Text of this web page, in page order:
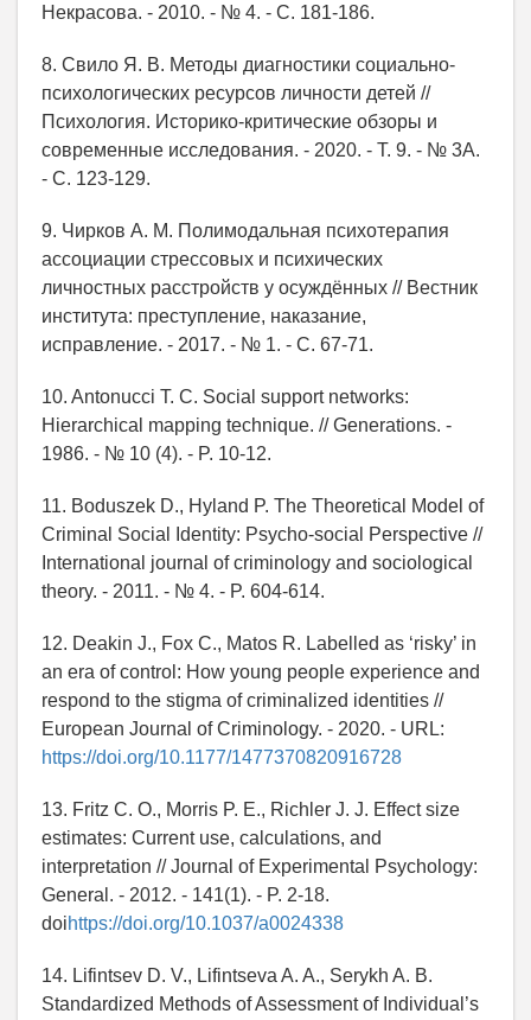
Некрасова. - 2010. - № 4. - С. 181-186.
8. Свило Я. В. Методы диагностики социально-
психологических ресурсов личности детей //
Психология. Историко-критические обзоры и
современные исследования. - 2020. - Т. 9. - № 3А.
- С. 123-129.
9. Чирков А. М. Полимодальная психотерапия
ассоциации стрессовых и психических
личностных расстройств у осуждённых // Вестник
института: преступление, наказание,
исправление. - 2017. - № 1. - С. 67-71.
10. Antonucci T. C. Social support networks:
Hierarchical mapping technique. // Generations. -
1986. - № 10 (4). - P. 10-12.
11. Boduszek D., Hyland P. The Theoretical Model of
Criminal Social Identity: Psycho-social Perspective //
International journal of criminology and sociological
theory. - 2011. - № 4. - P. 604-614.
12. Deakin J., Fox C., Matos R. Labelled as ‘risky’ in
an era of control: How young people experience and
respond to the stigma of criminalized identities //
European Journal of Criminology. - 2020. - URL:
https://doi.org/10.1177/1477370820916728
13. Fritz C. O., Morris P. E., Richler J. J. Effect size
estimates: Current use, calculations, and
interpretation // Journal of Experimental Psychology:
General. - 2012. - 141(1). - P. 2-18.
doihttps://doi.org/10.1037/a0024338
14. Lifintsev D. V., Lifintseva A. A., Serykh A. B.
Standardized Methods of Assessment of Individual’s